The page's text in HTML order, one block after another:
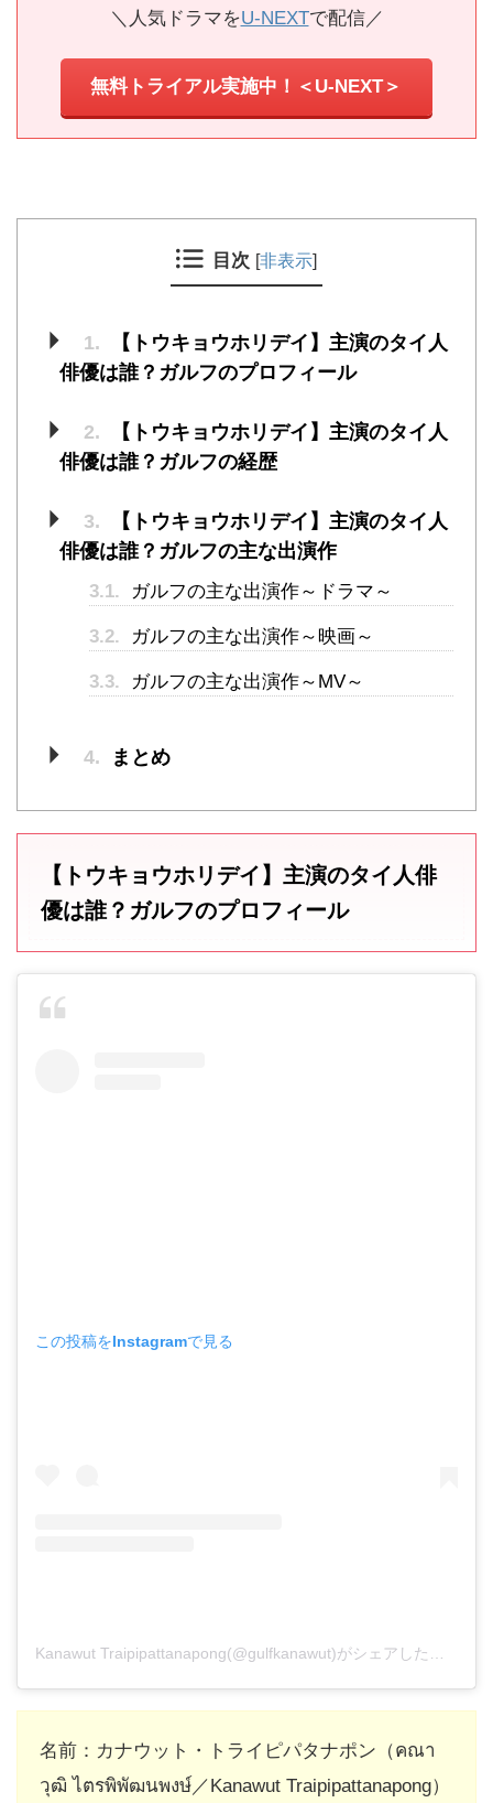
＼人気ドラマをU-NEXTで配信／
無料トライアル実施中！＜U-NEXT＞
目次 [非表示]
1.
【トウキョウホリデイ】主演のタイ人
俳優は誰？ガルフのプロフィール
2.
【トウキョウホリデイ】主演のタイ人
俳優は誰？ガルフの経歴
3.
【トウキョウホリデイ】主演のタイ人
俳優は誰？ガルフの主な出演作
3.1. ガルフの主な出演作～ドラマ～
3.2. ガルフの主な出演作～映画～
3.3. ガルフの主な出演作～MV～
4. まとめ
【トウキョウホリデイ】主演のタイ人俳
優は誰？ガルフのプロフィール
この投稿をInstagramで見る
名前：カナウット・トライピパタナポン（คณา
วุฒิ ไตรพิพัฒนพงษ์／Kanawut Traipipattanapong）